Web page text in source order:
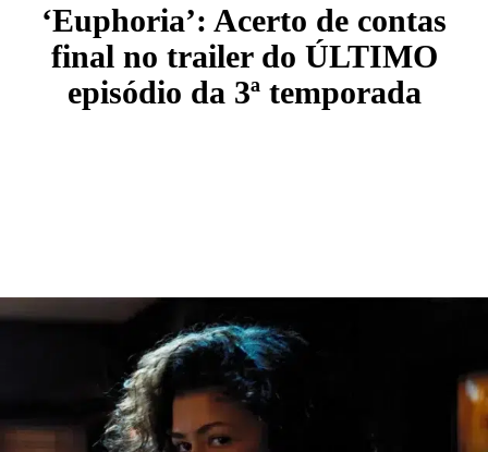
‘Euphoria’: Acerto de contas
final no trailer do ÚLTIMO
episódio da 3ª temporada